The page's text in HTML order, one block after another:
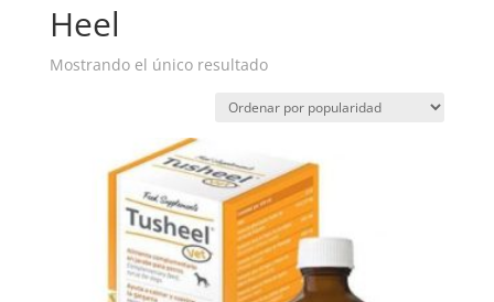
Heel
Mostrando el único resultado